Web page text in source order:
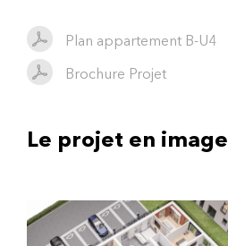
Plan appartement B-U4
Brochure Projet
Le projet en image